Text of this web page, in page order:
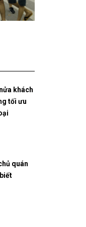
trên
khách
tối ưu
quán